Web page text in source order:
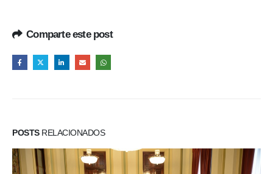
Comparte este post
POSTSRELACIONADOS